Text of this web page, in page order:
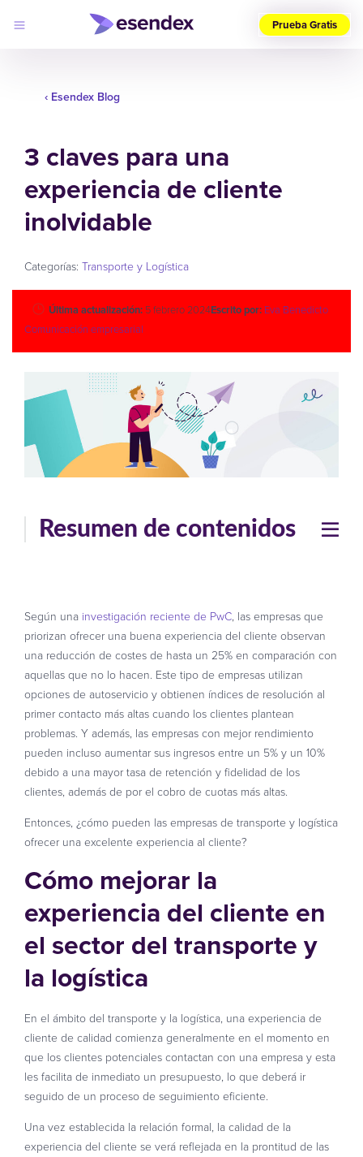
país
Productos
Soluciones
Desarrolladores
Precios
Por qué
elegirnos
Log
in
Prueba Gratis
‹ Esendex Blog
3 claves para una
experiencia de cliente
inolvidable
Categorías: Transporte y Logística
Última actualización: 5 febrero 2024Escrito por: Eva Benedicto
Comunicación empresarial
Resumen de contenidos
Según una investigación reciente de PwC, las empresas que
priorizan ofrecer una buena experiencia del cliente observan
una reducción de costes de hasta un 25% en comparación con
aquellas que no lo hacen. Este tipo de empresas utilizan
opciones de autoservicio y obtienen índices de resolución al
primer contacto más altas cuando los clientes plantean
problemas. Y además, las empresas con mejor rendimiento
pueden incluso aumentar sus ingresos entre un 5% y un 10%
debido a una mayor tasa de retención y fidelidad de los
clientes, además de por el cobro de cuotas más altas.
Entonces, ¿cómo pueden las empresas de transporte y logística
ofrecer una excelente experiencia al cliente?
Cómo mejorar la
experiencia del cliente en
el sector del transporte y
la logística
En el ámbito del transporte y la logística, una experiencia de
cliente de calidad comienza generalmente en el momento en
que los clientes potenciales contactan con una empresa y esta
les facilita de inmediato un presupuesto, lo que deberá ir
seguido de un proceso de seguimiento eficiente.
Una vez establecida la relación formal, la calidad de la
experiencia del cliente se verá reflejada en la prontitud de las